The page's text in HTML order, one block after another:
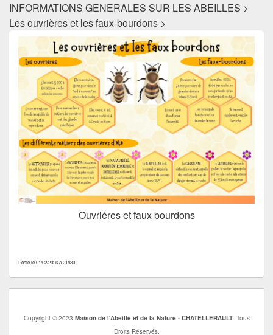
INFORMATIONS GENERALES SUR LES ABEILLES >
Les ouvrières et les faux-bourdons >
Ouvrières et faux bourdons
Posté le 01/02/2026 à 21h30
Copyright © 2023 Maison de l'Abeille et de la Nature - CHATELLERAULT. Tous
Droits Réservés.